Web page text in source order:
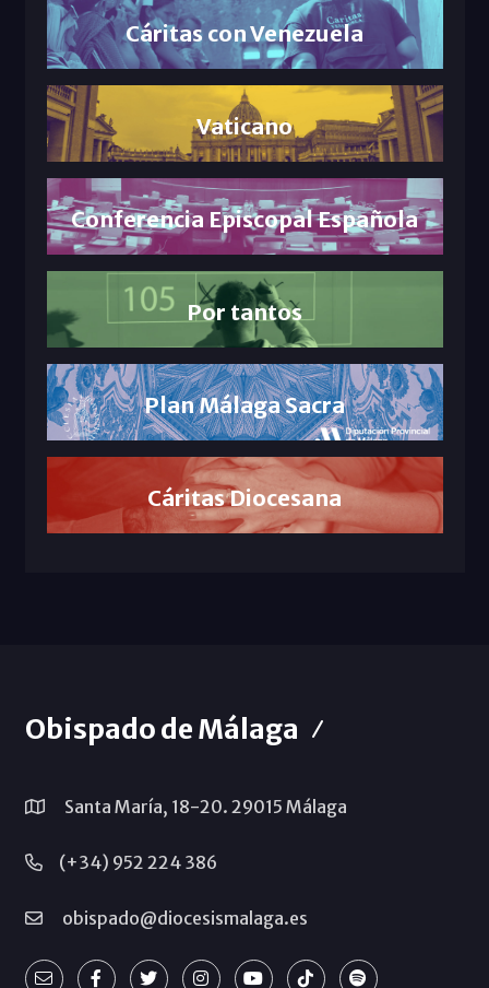
Cáritas con Venezuela
Vaticano
Conferencia Episcopal Española
Por tantos
Plan Málaga Sacra
Cáritas Diocesana
Obispado de Málaga
Santa María, 18-20. 29015 Málaga
(+34) 952 224 386
obispado@diocesismalaga.es